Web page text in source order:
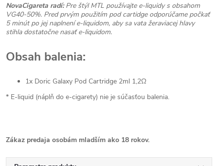
NovaCigareta radí:Pre štýl MTL používajte e-liquidy s obsahom
VG40-50%. Pred prvým použitím pod cartidge odporúčame počkať
5 minút po jej naplnení e-liquidom, aby sa vata žeraviacej hlavy
stihla dostatočne nasať e-liquidom.
Obsah balenia:
1x Doric Galaxy Pod Cartridge 2ml 1,2Ω
* E-liquid (náplň do e-cigarety) nie je súčasťou balenia.
Zákaz predaja osobám mladším ako 18 rokov.